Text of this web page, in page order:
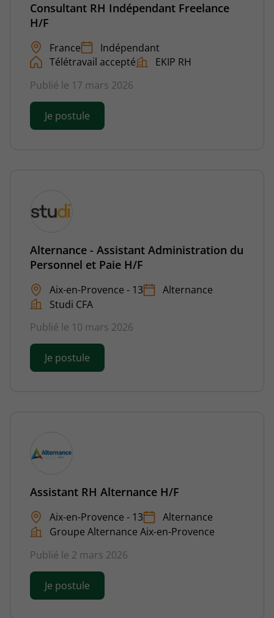
Consultant RH Indépendant Freelance
H/F
France
Indépendant
Télétravail accepté
EKIP RH
Publié le 17 mars 2026
Je postule
Alternance - Assistant Administration du
Personnel et Paie H/F
Aix-en-Provence - 13
Alternance
Studi CFA
Publié le 10 mars 2026
Je postule
Assistant RH Alternance H/F
Aix-en-Provence - 13
Alternance
Groupe Alternance Aix-en-Provence
Publié le 2 mars 2026
Je postule